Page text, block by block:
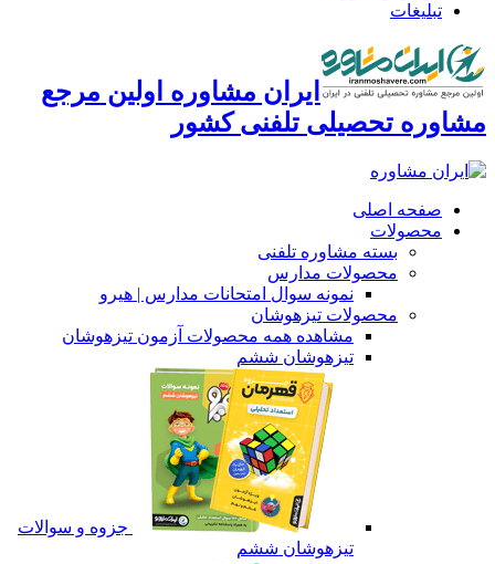
تبلیغات
ایران مشاوره اولین مرجع
مشاوره تحصیلی تلفنی کشور
صفحه اصلی
محصولات
بسته مشاوره تلفنی
محصولات مدارس
نمونه سوال امتحانات مدارس | هیرو
محصولات تیزهوشان
مشاهده همه محصولات آزمون تیزهوشان
تیزهوشان ششم
جزوه و سوالات
تیزهوشان ششم